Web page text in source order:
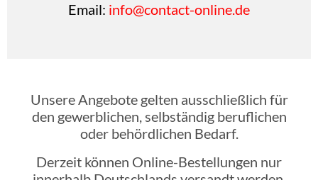
Email: info@contact-online.de
Unsere Angebote gelten ausschließlich für
den gewerblichen, selbständig beruflichen
oder behördlichen Bedarf.
Derzeit können Online-Bestellungen nur